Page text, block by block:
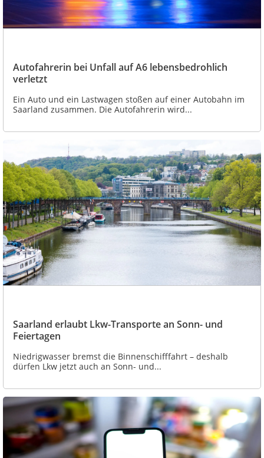
Autofahrerin bei Unfall auf A6 lebensbedrohlich
verletzt
Ein Auto und ein Lastwagen stoßen auf einer Autobahn im
Saarland zusammen. Die Autofahrerin wird...
Saarland erlaubt Lkw-Transporte an Sonn- und
Feiertagen
Niedrigwasser bremst die Binnenschifffahrt – deshalb
dürfen Lkw jetzt auch an Sonn- und...